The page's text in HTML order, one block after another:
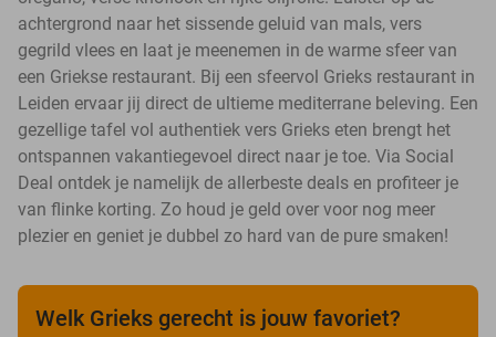
achtergrond naar het sissende geluid van mals, vers
gegrild vlees en laat je meenemen in de warme sfeer van
een Griekse restaurant. Bij een sfeervol Grieks restaurant in
Leiden ervaar jij direct de ultieme mediterrane beleving. Een
gezellige tafel vol authentiek vers Grieks eten brengt het
ontspannen vakantiegevoel direct naar je toe. Via Social
Deal ontdek je namelijk de allerbeste deals en profiteer je
van flinke korting. Zo houd je geld over voor nog meer
plezier en geniet je dubbel zo hard van de pure smaken!
Welk Grieks gerecht is jouw favoriet?